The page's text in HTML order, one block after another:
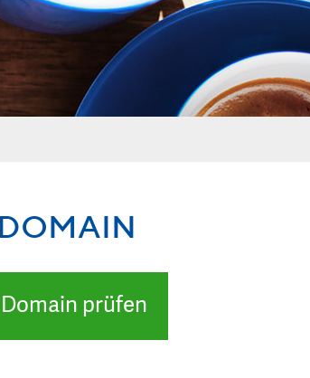
Domain prüfen